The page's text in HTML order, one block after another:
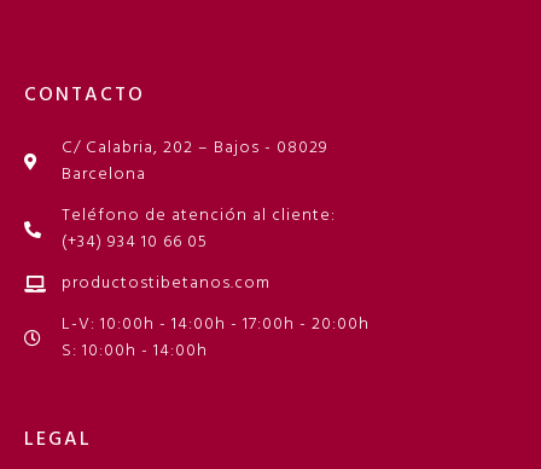
CONTACTO
C/ Calabria, 202 – Bajos - 08029
Barcelona
Teléfono de atención al cliente:
(+34) 934 10 66 05
productostibetanos.com
L-V: 10:00h - 14:00h - 17:00h - 20:00h
S: 10:00h - 14:00h
LEGAL